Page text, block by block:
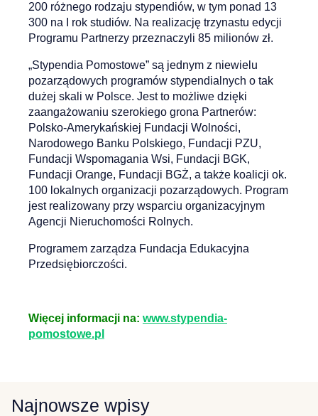
200 różnego rodzaju stypendiów, w tym ponad 13
300 na I rok studiów. Na realizację trzynastu edycji
Programu Partnerzy przeznaczyli 85 milionów zł.
„Stypendia Pomostowe” są jednym z niewielu
pozarządowych programów stypendialnych o tak
dużej skali w Polsce. Jest to możliwe dzięki
zaangażowaniu szerokiego grona Partnerów:
Polsko-Amerykańskiej Fundacji Wolności,
Narodowego Banku Polskiego, Fundacji PZU,
Fundacji Wspomagania Wsi, Fundacji BGK,
Fundacji Orange, Fundacji BGŻ, a także koalicji ok.
100 lokalnych organizacji pozarządowych. Program
jest realizowany przy wsparciu organizacyjnym
Agencji Nieruchomości Rolnych.
Programem zarządza Fundacja Edukacyjna
Przedsiębiorczości.
Więcej informacji na: www.stypendia-
pomostowe.pl
Najnowsze wpisy